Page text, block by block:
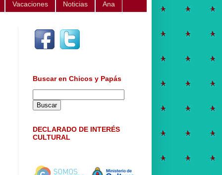
Vacaciones Noticias Ana
Buscar en Chicos y Papás
DECLARADO DE INTERÉS
CULTURAL